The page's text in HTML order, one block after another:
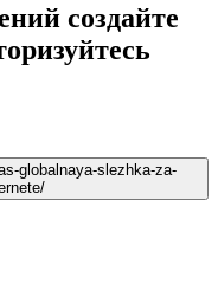
создайте
globalnaya-slezhka-za-